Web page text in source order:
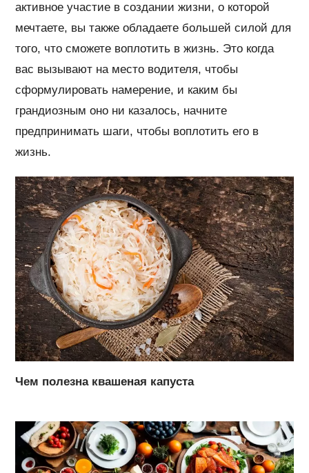
активное участие в создании жизни, о которой
мечтаете, вы также обладаете большей силой для
того, что сможете воплотить в жизнь. Это когда
вас вызывают на место водителя, чтобы
сформулировать намерение, и каким бы
грандиозным оно ни казалось, начните
предпринимать шаги, чтобы воплотить его в
жизнь.
Чем полезна квашеная капуста